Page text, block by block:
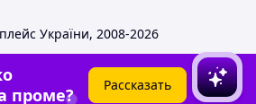
України, 2008-2026
проме?
Рассказать